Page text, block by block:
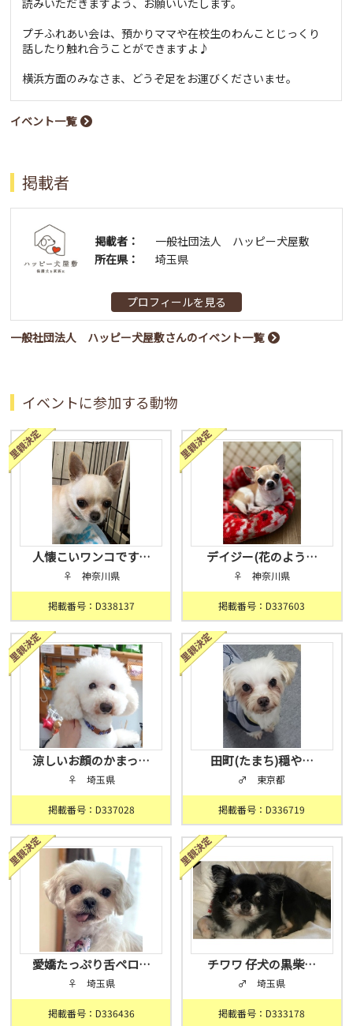
プチふれあい会は、預かりママや在校生のわんことじっくり
話したり触れ合うことができますよ♪
横浜方面のみなさま、どうぞ足をお運びくださいませ。
イベント一覧
掲載者
掲載者：
一般社団法人 ハッピー犬屋敷
所在県：
埼玉県
プロフィールを見る
一般社団法人 ハッピー犬屋敷さんのイベント一覧
イベントに参加する動物
人懐こいワンコです…
♀ 神奈川県
掲載番号：D338137
デイジー(花のよう…
♀ 神奈川県
掲載番号：D337603
涼しいお顔のかまっ…
♀ 埼玉県
掲載番号：D337028
田町(たまち)穏や…
♂ 東京都
掲載番号：D336719
愛嬌たっぷり舌ペロ…
♀ 埼玉県
掲載番号：D336436
チワワ 仔犬の黒柴…
♂ 埼玉県
掲載番号：D333178